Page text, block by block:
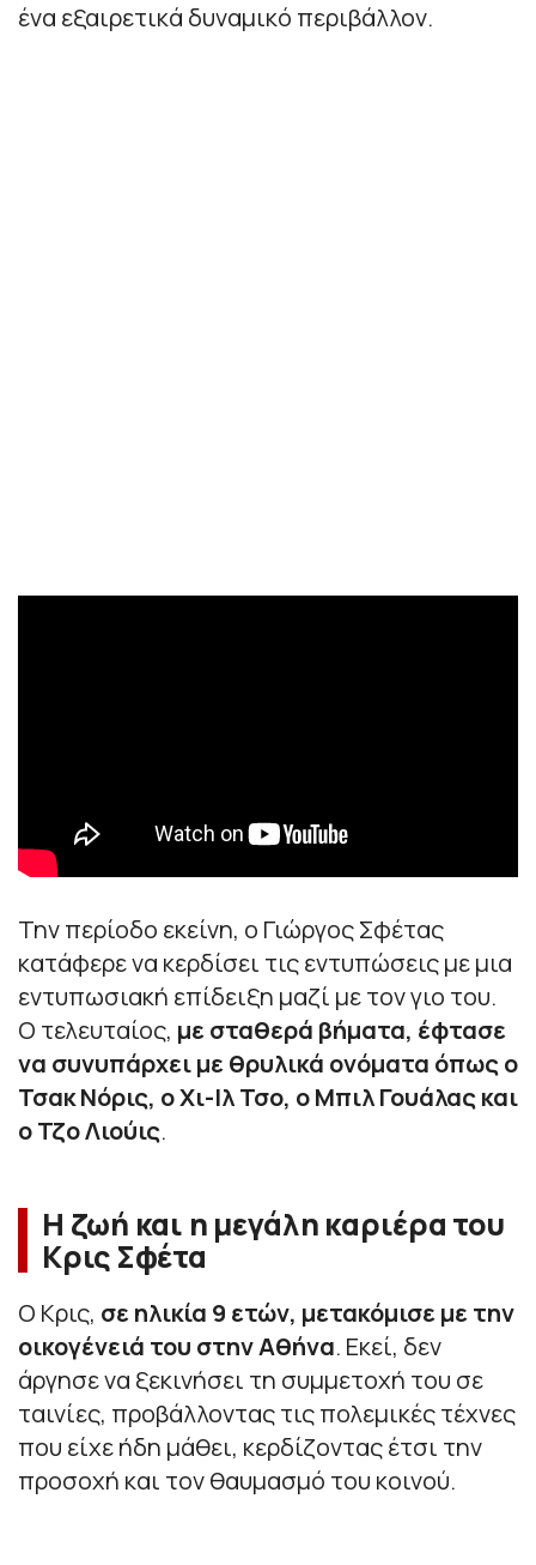
ένα εξαιρετικά δυναμικό περιβάλλον.
Την περίοδο εκείνη, ο Γιώργος Σφέτας
κατάφερε να κερδίσει τις εντυπώσεις με μια
εντυπωσιακή επίδειξη μαζί με τον γιο του.
Ο τελευταίος, με σταθερά βήματα, έφτασε
να συνυπάρχει με θρυλικά ονόματα όπως ο
Τσακ Νόρις, ο Χι-Ιλ Τσο, ο Μπιλ Γουάλας και
ο Τζο Λιούις.
Η ζωή και η μεγάλη καριέρα του
Κρις Σφέτα
Ο Κρις, σε ηλικία 9 ετών, μετακόμισε με την
οικογένειά του στην Αθήνα. Εκεί, δεν
άργησε να ξεκινήσει τη συμμετοχή του σε
ταινίες, προβάλλοντας τις πολεμικές τέχνες
που είχε ήδη μάθει, κερδίζοντας έτσι την
προσοχή και τον θαυμασμό του κοινού.